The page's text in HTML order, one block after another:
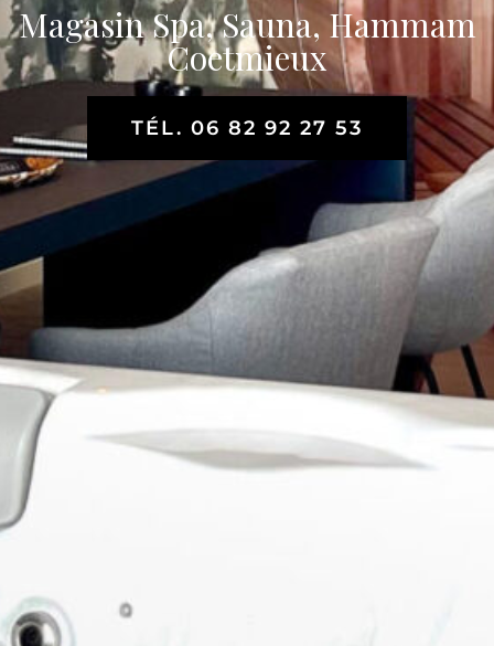
Magasin Spa, Sauna, Hammam
Coetmieux
TÉL. 06 82 92 27 53